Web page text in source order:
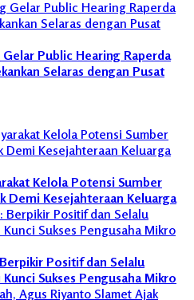
Public Hearing Raperda
Selaras dengan Pusat
Kelola Potensi Sumber
Demi Kesejahteraan Keluarga
Positif dan Selalu
Kunci Sukses Pengusaha Mikro